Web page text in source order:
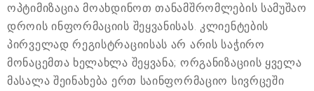
ოპტიმიზაცია მოახდინოთ თანამშრომლების სამუშაო
დროის ინფორმაციის შეყვანისას. კლიენტების
პირველად რეგისტრაციისას არ არის საჭირო
მონაცემთა ხელახლა შეყვანა; ორგანიზაციის ყველა
მასალა შეინახება ერთ საინფორმაციო სივრცეში